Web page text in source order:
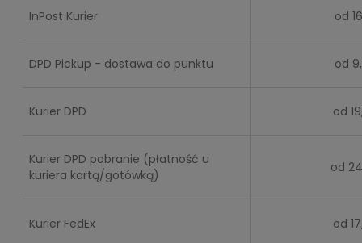
InPost Kurier od
DPD Pickup - dostawa do punktu od
Kurier DPD od
Kurier DPD pobranie (płatność u
kuriera kartą/gotówką)
od
Kurier FedEx od